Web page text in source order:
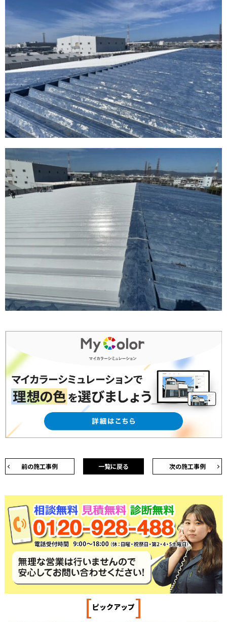
前の施工事例 次の施工事例
一覧に戻る
[ピックアップ]